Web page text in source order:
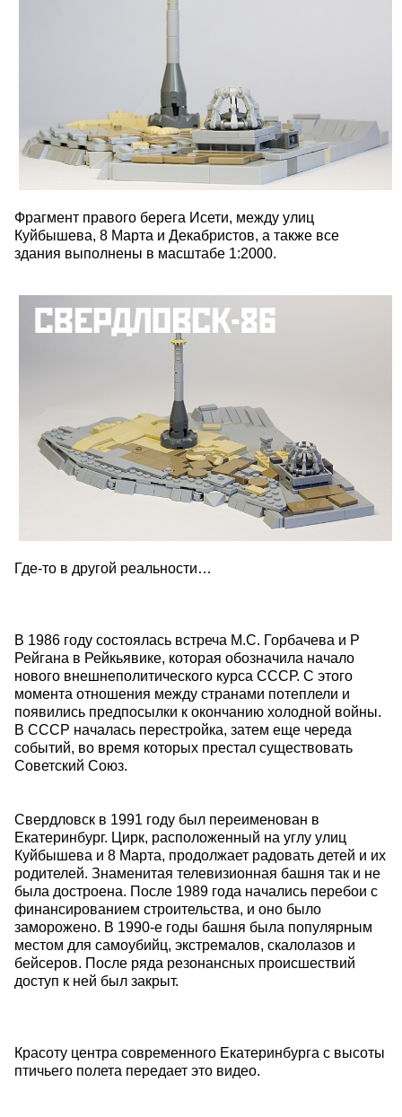
Фрагмент правого берега Исети, между улиц
Куйбышева, 8 Марта и Декабристов, а также все
здания выполнены в масштабе 1:2000.
Где-то в другой реальности…
В 1986 году состоялась встреча М.С. Горбачева и Р
Рейгана в Рейкьявике, которая обозначила начало
нового внешнеполитического курса СССР. С этого
момента отношения между странами потеплели и
появились предпосылки к окончанию холодной войны.
В СССР началась перестройка, затем еще череда
событий, во время которых престал существовать
Советский Союз.
Свердловск в 1991 году был переименован в
Екатеринбург. Цирк, расположенный на углу улиц
Куйбышева и 8 Марта, продолжает радовать детей и их
родителей. Знаменитая телевизионная башня так и не
была достроена. После 1989 года начались перебои с
финансированием строительства, и оно было
заморожено. В 1990-е годы башня была популярным
местом для самоубийц, экстремалов, скалолазов и
бейсеров. После ряда резонансных происшествий
доступ к ней был закрыт.
Красоту центра современного Екатеринбурга с высоты
птичьего полета передает это видео.